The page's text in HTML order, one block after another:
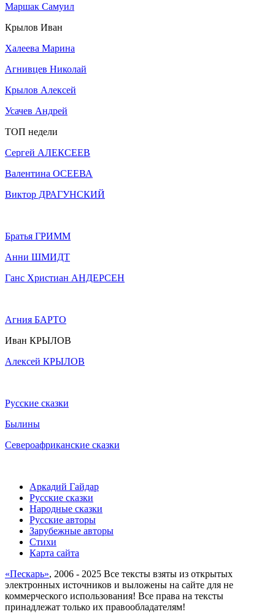
Маршак Самуил
Крылов Иван
Халеева Марина
Агнивцев Николай
Крылов Алексей
Усачев Андрей
ТОП недели
Сергей АЛЕКСЕЕВ
Валентина ОСЕЕВА
Виктор ДРАГУНСКИЙ
Братья ГРИММ
Анни ШМИДТ
Ганс Христиан АНДЕРСЕН
Агния БАРТО
Иван КРЫЛОВ
Алексей КРЫЛОВ
Русские сказки
Былины
Североафриканские сказки
Аркадий Гайдар
Русские сказки
Народные сказки
Русские авторы
Зарубежные авторы
Стихи
Карта сайта
«Пескарь», 2006 - 2025 Все тексты взяты из открытых
электронных источников и выложены на сайте для не
коммерческого использования! Все права на тексты
принадлежат только их правообладателям!